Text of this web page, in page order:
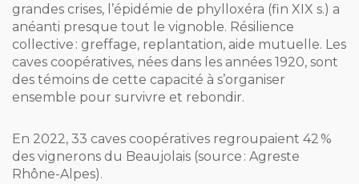
grandes crises, l’épidémie de phylloxéra (fin XIX s.) a
anéanti presque tout le vignoble. Résilience
collective : greffage, replantation, aide mutuelle. Les
caves coopératives, nées dans les années 1920, sont
des témoins de cette capacité à s’organiser
ensemble pour survivre et rebondir.
En 2022, 33 caves coopératives regroupaient 42 %
des vignerons du Beaujolais (source : Agreste
Rhône-Alpes).